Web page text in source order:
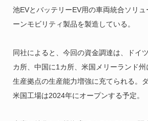
池EVとバッテリーEV用の車両統合ソリュ
ーンモビリティ製品を製造している。
同社によると、今回の資金調達は、ドイ
カ所、中国に1カ所、米国メリーランド
生産拠点の生産能力増強に充てられる。
米国工場は2024年にオープンする予定。